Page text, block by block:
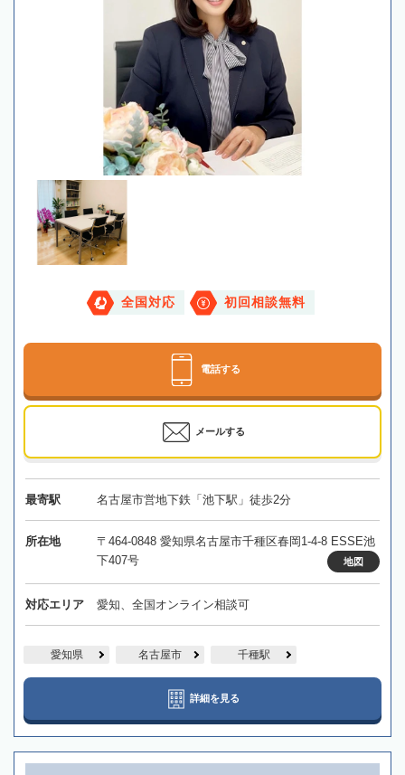
全国対応 初回相談無料
電話する
メールする
最寄駅 名古屋市営地下鉄「池下駅」徒歩2分
所在地
〒464-0848 愛知県名古屋市千種区春岡1-4-8 ESSE池
下407号
地図
対応エリア 愛知、全国オンライン相談可
愛知県 名古屋市 千種駅
詳細を見る